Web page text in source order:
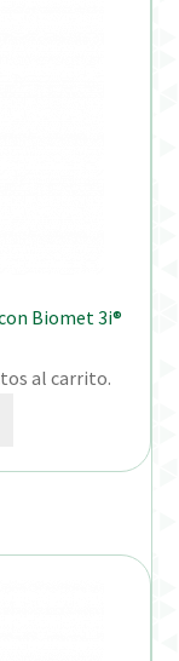
Biomet 3i®
al carrito.